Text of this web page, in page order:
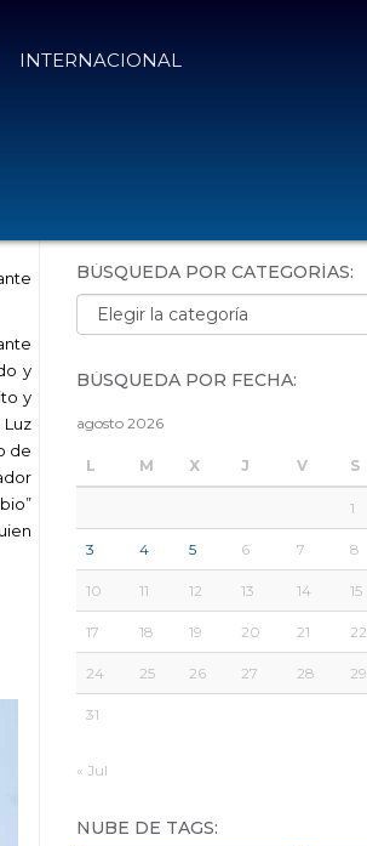
INTERNACIONAL
y
y
de
BÚSQUEDA POR CATEGORÍAS:
Búsqueda por categorías:
BÚSQUEDA POR FECHA:
agosto 2026
L M X J V S
1
3 4 5 6 7 8
10 11 12 13 14 15
17 18 19 20 21 22
24 25 26 27 28 29
31
« Jul
NUBE DE TAGS: